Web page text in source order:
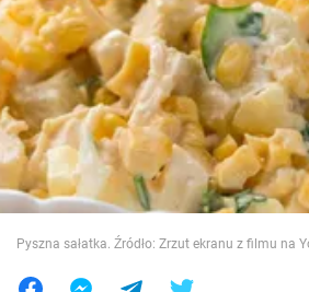
Społeczeństwo
Wojna na Ukrainie
Świat
Jedzenie
Pyszna sałatka. Źródło: Zrzut ekranu z filmu na